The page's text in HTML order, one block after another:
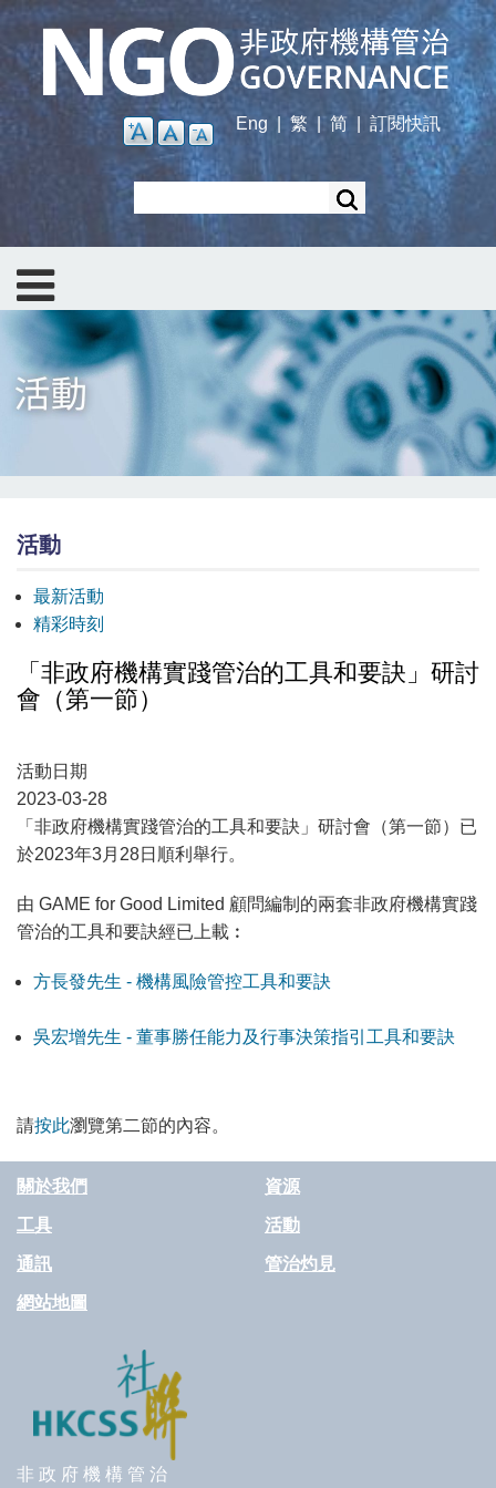
Skip
main
content
Eng
繁 | 简 訂閱快訊
活動
最新活動
精彩時刻
「非政府機構實踐管治的工具和要訣」研討
會（第一節）
活動日期
2023-03-28
「非政府機構實踐管治的工具和要訣」研討會（第一節）已
於2023年3月28日順利舉行。
由 GAME for Good Limited 顧問編制的兩套非政府機構實踐
管治的工具和要訣經已上載︰
方長發先生 - 機構風險管控工具和要訣
吳宏增先生 - 董事勝任能力及行事決策指引工具和要訣
請按此瀏覽第二節的內容。
關於我們 資源
工具 活動
通訊 管治灼見
網站地圖
非 政 府 機 構 管 治